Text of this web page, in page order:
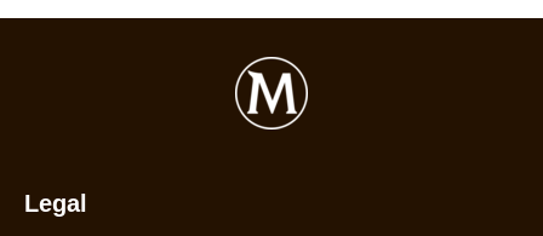
Legal